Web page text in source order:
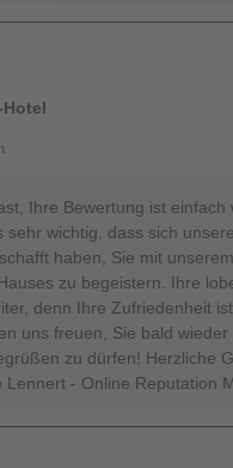
Ihre Bewertung ist
sehr wichtig, dass sich
haben, Sie mit
zu begeistern. Ihre
denn Ihre Zufriedenheit
uns freuen, Sie bald
zu dürfen! Herzliche
Lennert - Online Reputation